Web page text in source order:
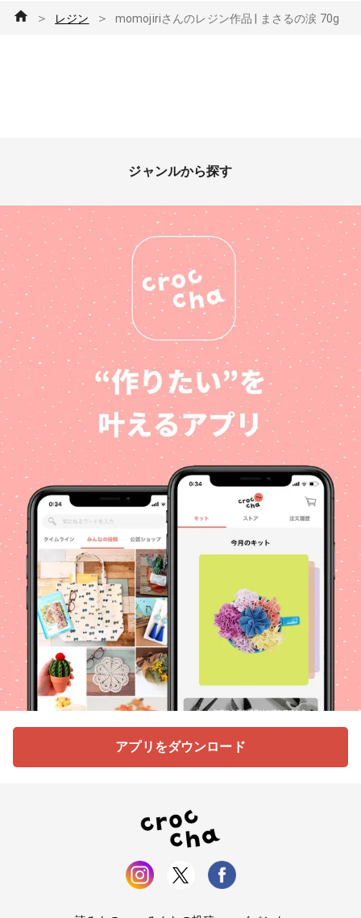
＞ レジン ＞ momojiriさんのレジン作品 | まさるの涙 70g
ジャンルから探す
アプリをダウンロード